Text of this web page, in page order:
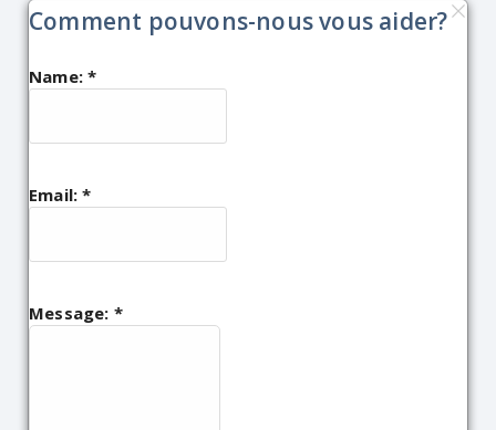
Comment pouvons-nous vous aider?
Name:*
Email:*
Message: *